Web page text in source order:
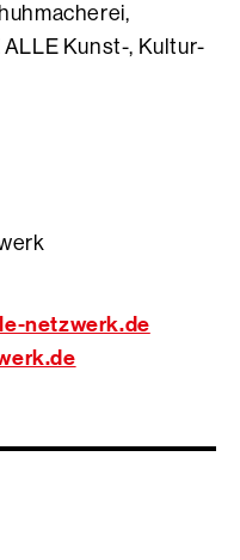
ALLE Kunst-, Kultur-
netzwerk.de